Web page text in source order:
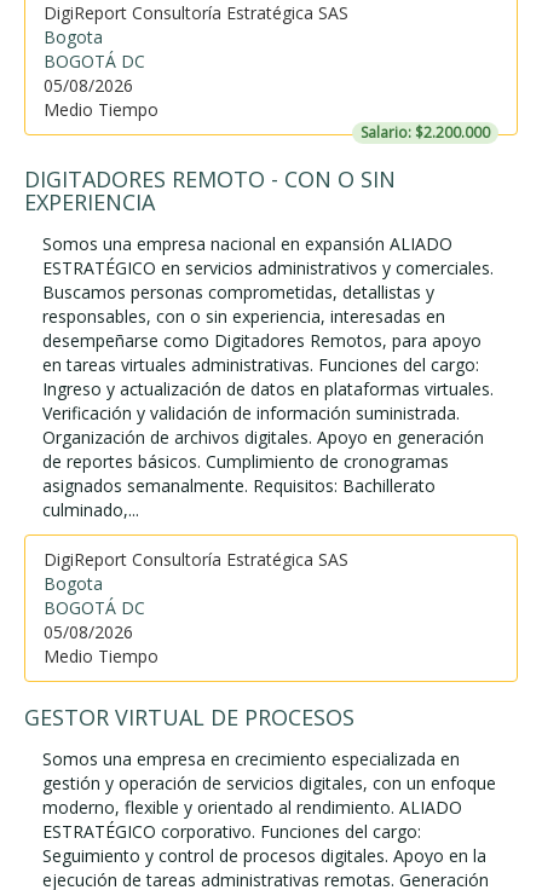
DigiReport Consultoría Estratégica SAS
Bogota
BOGOTÁ DC
05/08/2026
Medio Tiempo
Salario: $2.200.000
DIGITADORES REMOTO - CON O SIN
EXPERIENCIA
Somos una empresa nacional en expansión ALIADO
ESTRATÉGICO en servicios administrativos y comerciales.
Buscamos personas comprometidas, detallistas y
responsables, con o sin experiencia, interesadas en
desempeñarse como Digitadores Remotos, para apoyo
en tareas virtuales administrativas. Funciones del cargo:
Ingreso y actualización de datos en plataformas virtuales.
Verificación y validación de información suministrada.
Organización de archivos digitales. Apoyo en generación
de reportes básicos. Cumplimiento de cronogramas
asignados semanalmente. Requisitos: Bachillerato
culminado,...
DigiReport Consultoría Estratégica SAS
Bogota
BOGOTÁ DC
05/08/2026
Medio Tiempo
GESTOR VIRTUAL DE PROCESOS
Somos una empresa en crecimiento especializada en
gestión y operación de servicios digitales, con un enfoque
moderno, flexible y orientado al rendimiento. ALIADO
ESTRATÉGICO corporativo. Funciones del cargo:
Seguimiento y control de procesos digitales. Apoyo en la
ejecución de tareas administrativas remotas. Generación